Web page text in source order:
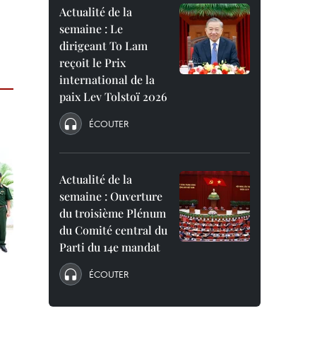
Actualité de la
semaine : Le
dirigeant To Lam
reçoit le Prix
international de la
paix Lev Tolstoï 2026
ÉCOUTER
Actualité de la
semaine : Ouverture
du troisième Plénum
du Comité central du
Parti du 14e mandat
ÉCOUTER